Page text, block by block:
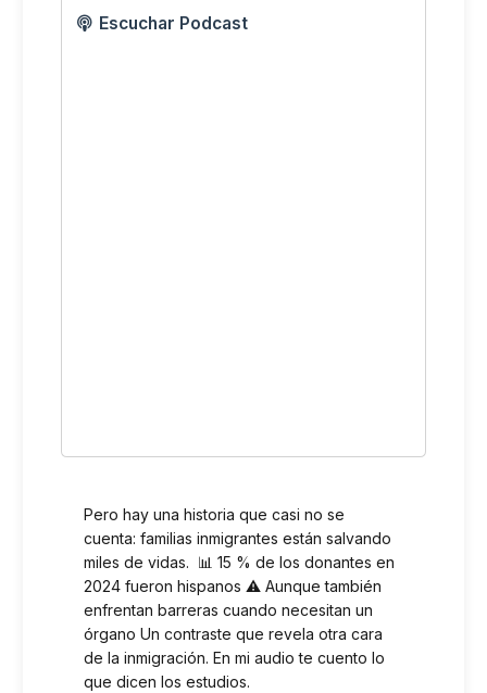
Escuchar Podcast
Pero hay una historia que casi no se
cuenta: familias inmigrantes están salvando
miles de vidas. 📊 15 % de los donantes en
2024 fueron hispanos ⚠️ Aunque también
enfrentan barreras cuando necesitan un
órgano Un contraste que revela otra cara
de la inmigración. En mi audio te cuento lo
que dicen los estudios.